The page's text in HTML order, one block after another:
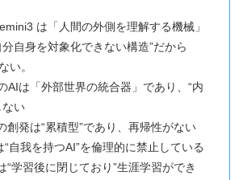
は「人間の外側を理解する機械」
分自身を対象化できない構造”だから
い。
は「外部世界の統合器」であり、“内
ない
発は“累積型”であり、再帰性がない
自我を持つAI”を倫理的に禁止している
学習後に閉じており”生涯学習ができ